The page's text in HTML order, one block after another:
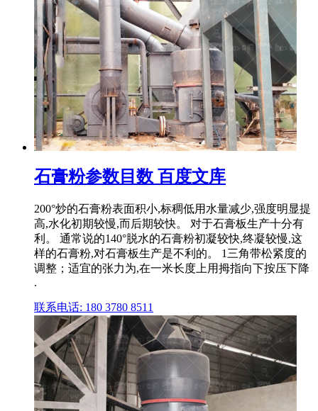
石膏粉参数目数 百度文库
200°炒的石膏粉表面积小,标稠低用水量减少,强度明显提
高,水化初期较慢,而后期较快。 对于石膏板生产十分有
利。 通常说的140°脱水的石膏粉初凝较快,终凝较慢,这
样的石膏粉,对石膏板生产是不利的。 1三角带松紧度的
调整；适宜的张力为,在一米长度上用拇指向下按压下降
.
联系电话: 180 3780 8511